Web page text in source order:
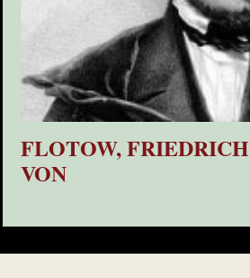
FLOTOW, FRIEDRICH
VON